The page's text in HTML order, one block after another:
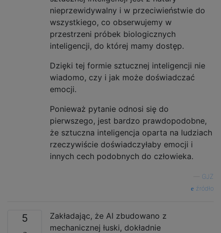
nieprzewidywalny i w przeciwieństwie do
wszystkiego, co obserwujemy w
przestrzeni próbek biologicznych
inteligencji, do której mamy dostęp.
Dzięki tej formie sztucznej inteligencji nie
wiadomo, czy i jak może doświadczać
emocji.
Ponieważ pytanie odnosi się do
pierwszego, jest bardzo prawdopodobne,
że sztuczna inteligencja oparta na ludziach
rzeczywiście doświadczyłaby emocji i
innych cech podobnych do człowieka.
GJZ
źródło
5
Zakładając, że AI zbudowano z
mechanicznej łuski, dokładnie